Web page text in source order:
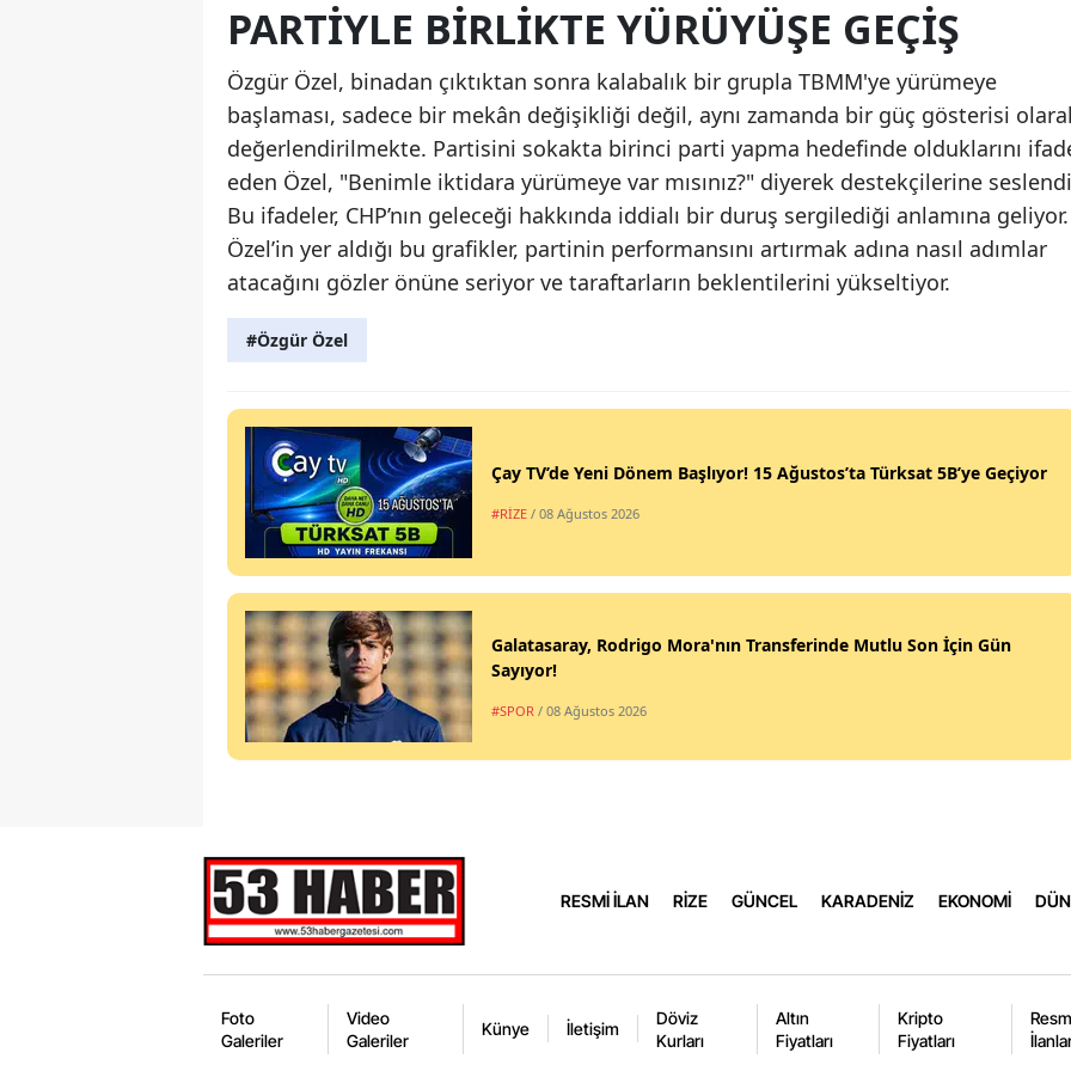
Rize
PARTIYLE BIRLIKTE YÜRÜYÜŞE GEÇIŞ
Özgür Özel, binadan çıktıktan sonra kalabalık bir grupla TBMM'ye yürümeye
başlaması, sadece bir mekân değişikliği değil, aynı zamanda bir güç gösterisi
değerlendirilmekte. Partisini sokakta birinci parti yapma hedefinde olduklarını
eden Özel, "Benimle iktidara yürümeye var mısınız?" diyerek destekçilerine
Bu ifadeler, CHP’nın geleceği hakkında iddialı bir duruş sergilediği anlamına geliyor.
Özel’in yer aldığı bu grafikler, partinin performansını artırmak adına nasıl adımlar
atacağını gözler önüne seriyor ve taraftarların beklentilerini yükseltiyor.
#Özgür Özel
Çay TV’de Yeni Dönem Başlıyor! 15 Ağustos’ta Türksat 5B’ye Geçiyor
#RİZE / 08 Ağustos 2026
Galatasaray, Rodrigo Mora'nın Transferinde Mutlu Son İçin Gün
Sayıyor!
#SPOR / 08 Ağustos 2026
RESMİ İLAN RİZE GÜNCEL KARADENİZ EKONOMİ
Foto
Galeriler
Video
Galeriler
Künye İletişim
Döviz
Kurları
Altın
Fiyatları
Kripto
Fiyatları